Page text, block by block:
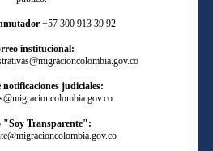
+57 300 913 39 92
institucional:
notificaciones judiciales:
"Soy Transparente":